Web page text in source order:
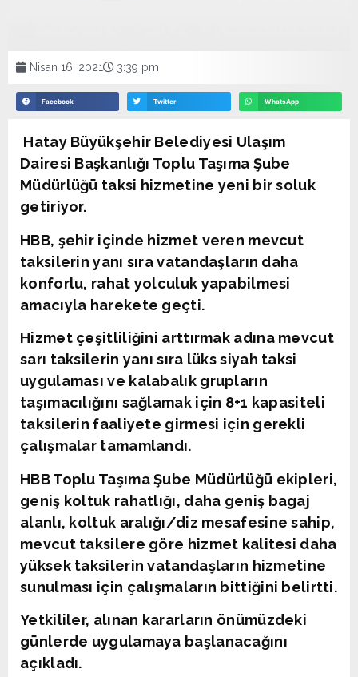
Nisan 16, 2021 3:39 pm
Facebook Twitter WhatsApp
Hatay Büyükşehir Belediyesi Ulaşım
Dairesi Başkanlığı Toplu Taşıma Şube
Müdürlüğü taksi hizmetine yeni bir soluk
getiriyor.
HBB, şehir içinde hizmet veren mevcut
taksilerin yanı sıra vatandaşların daha
konforlu, rahat yolculuk yapabilmesi
amacıyla harekete geçti.
Hizmet çeşitliliğini arttırmak adına mevcut
sarı taksilerin yanı sıra lüks siyah taksi
uygulaması ve kalabalık grupların
taşımacılığını sağlamak için 8+1 kapasiteli
taksilerin faaliyete girmesi için gerekli
çalışmalar tamamlandı.
HBB Toplu Taşıma Şube Müdürlüğü ekipleri,
geniş koltuk rahatlığı, daha geniş bagaj
alanlı, koltuk aralığı/diz mesafesine sahip,
mevcut taksilere göre hizmet kalitesi daha
yüksek taksilerin vatandaşların hizmetine
sunulması için çalışmaların bittiğini belirtti.
Yetkililer, alınan kararların önümüzdeki
günlerde uygulamaya başlanacağını
açıkladı.